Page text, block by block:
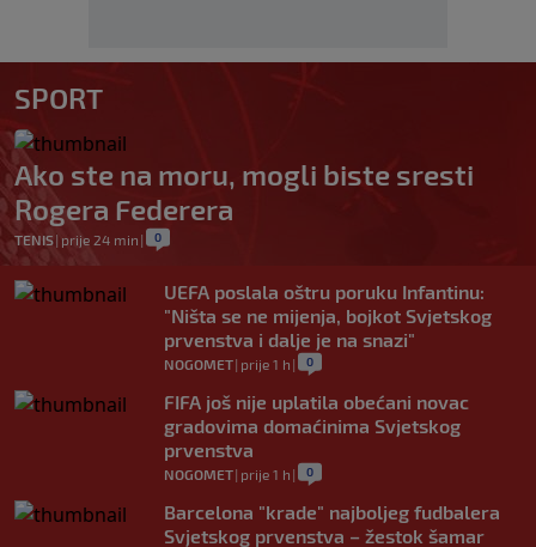
SPORT
Ako ste na moru, mogli biste sresti
Rogera Federera
TENIS| prije 24 min | 0
UEFA poslala oštru poruku Infantinu:
"Ništa se ne mijenja, bojkot Svjetskog
prvenstva i dalje je na snazi"
NOGOMET| prije 1 h | 0
FIFA još nije uplatila obećani novac
gradovima domaćinima Svjetskog
prvenstva
NOGOMET| prije 1 h | 0
Barcelona "krade" najboljeg fudbalera
Svjetskog prvenstva – žestok šamar